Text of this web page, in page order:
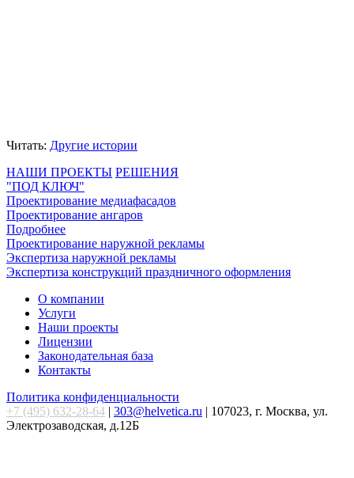
Читать: Другие истории
НАШИ ПРОЕКТЫ РЕШЕНИЯ
"ПОД КЛЮЧ"
Проектирование медиафасадов
Проектирование ангаров
Подробнее
Проектирование наружной рекламы
Экспертиза наружной рекламы
Экспертиза конструкций праздничного оформления
О компании
Услуги
Наши проекты
Лицензии
Законодательная база
Контакты
Политика конфиденциальности
+7 (495) 632-28-64 | 303@helvetica.ru | 107023, г. Москва, ул.
Электрозаводская, д.12Б